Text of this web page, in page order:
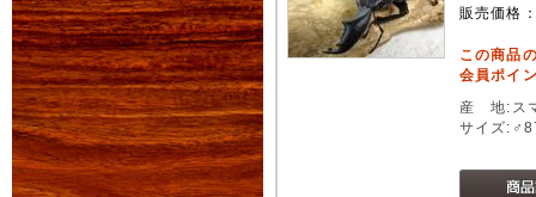
販売価格
この商品
会員ポイ
産 地:ス
サイズ